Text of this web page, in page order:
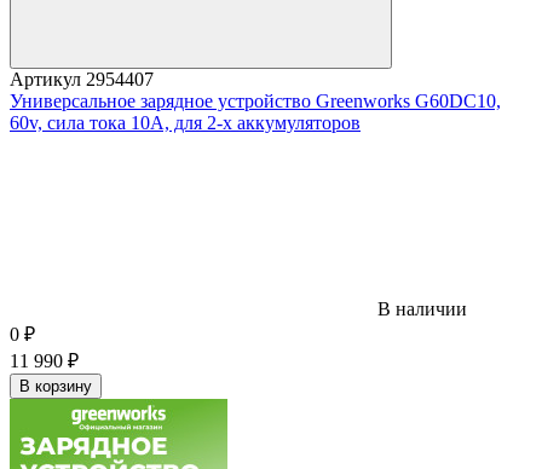
Артикул 2954407
Универсальное зарядное устройство Greenworks G60DC10,
60v, сила тока 10А, для 2-х аккумуляторов
В наличии
0 ₽
11 990 ₽
В корзину